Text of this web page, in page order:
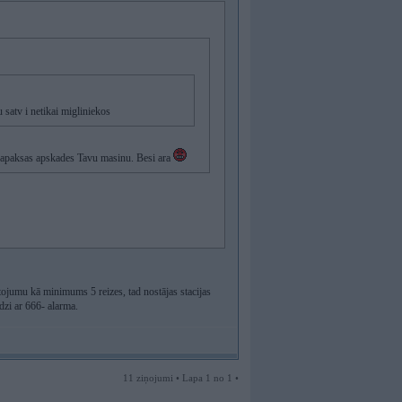
satv i netikai migliniekos
apskades Tavu masinu. Besi ara
kā minimums 5 reizes, tad nostājas stacijas
ar 666- alarma.
11 ziņojumi • Lapa 1 no 1 •